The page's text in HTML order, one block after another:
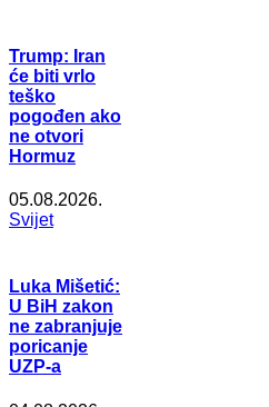
Trump: Iran
će biti vrlo
teško
pogođen ako
ne otvori
Hormuz
05.08.2026.
Svijet
Luka Mišetić:
U BiH zakon
ne zabranjuje
poricanje
UZP-a